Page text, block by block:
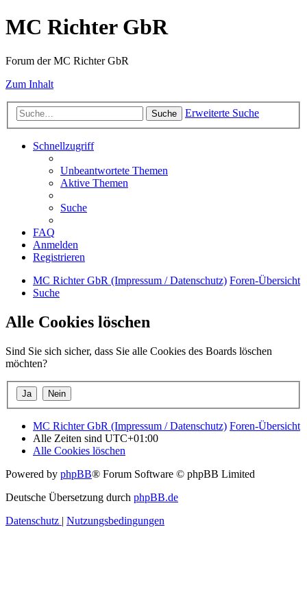
MC Richter GbR
Forum der MC Richter GbR
Zum Inhalt
Suche Erweiterte Suche
Schnellzugriff
Unbeantwortete Themen
Aktive Themen
Suche
FAQ
Anmelden
Registrieren
MC Richter GbR (Impressum / Datenschutz) Foren-Übersicht
Suche
Alle Cookies löschen
Sind Sie sich sicher, dass Sie alle Cookies des Boards löschen
möchten?
MC Richter GbR (Impressum / Datenschutz) Foren-Übersicht
Alle Zeiten sind UTC+01:00
Alle Cookies löschen
Powered by phpBB® Forum Software © phpBB Limited
Deutsche Übersetzung durch phpBB.de
Datenschutz | Nutzungsbedingungen